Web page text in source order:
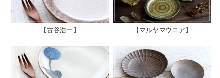
古谷浩一 マルヤマウエア